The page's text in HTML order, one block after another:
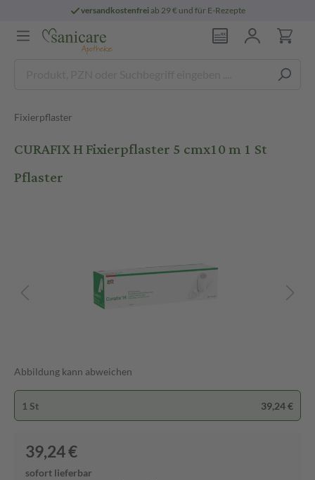
versandkostenfreiab 29 € und für E-Rezepte
Fixierpflaster
CURAFIX H Fixierpflaster 5 cmx10 m 1 St
Pflaster
Abbildung kann abweichen
1 St 39,24 €
39,24 €
sofort lieferbar